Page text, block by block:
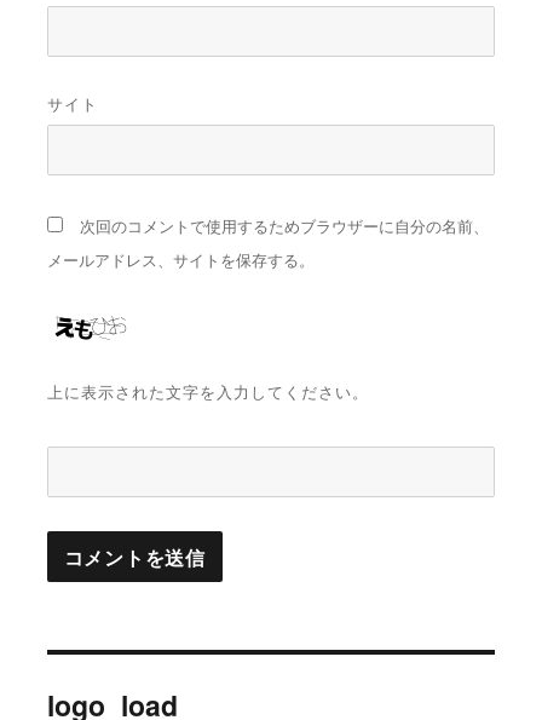
サイト
次回のコメントで使用するためブラウザーに自分の名前、
メールアドレス、サイトを保存する。
上に表示された文字を入力してください。
logo_load